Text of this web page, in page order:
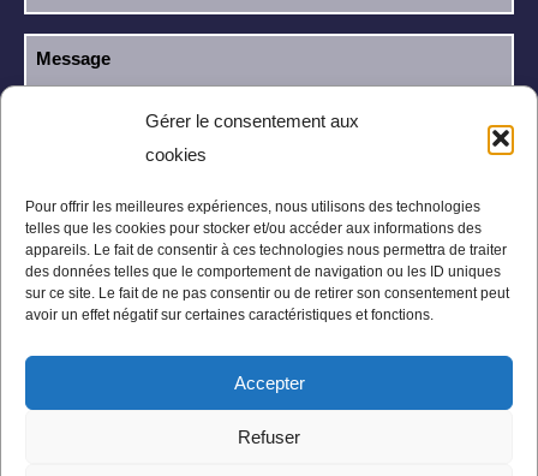
Gérer le consentement aux
cookies
Pour offrir les meilleures expériences, nous utilisons des technologies
telles que les cookies pour stocker et/ou accéder aux informations des
appareils. Le fait de consentir à ces technologies nous permettra de traiter
des données telles que le comportement de navigation ou les ID uniques
sur ce site. Le fait de ne pas consentir ou de retirer son consentement peut
avoir un effet négatif sur certaines caractéristiques et fonctions.
Accepter
Refuser
J’ai lu et j’accepte la
confidentialité.
Politique de confidentialité